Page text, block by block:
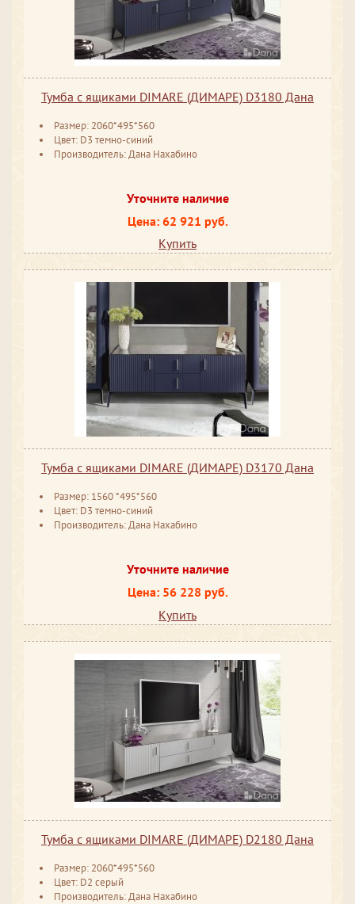
Тумба с ящиками DIMARE (ДИМАРЕ) D3180 Дана
Размер: 2060*495*560
Цвет: D3 темно-синий
Производитель: Дана Нахабино
Уточните наличие
Цена: 62 921 руб.
Купить
Тумба с ящиками DIMARE (ДИМАРЕ) D3170 Дана
Размер: 1560 *495*560
Цвет: D3 темно-синий
Производитель: Дана Нахабино
Уточните наличие
Цена: 56 228 руб.
Купить
Тумба с ящиками DIMARE (ДИМАРЕ) D2180 Дана
Размер: 2060*495*560
Цвет: D2 серый
Производитель: Дана Нахабино